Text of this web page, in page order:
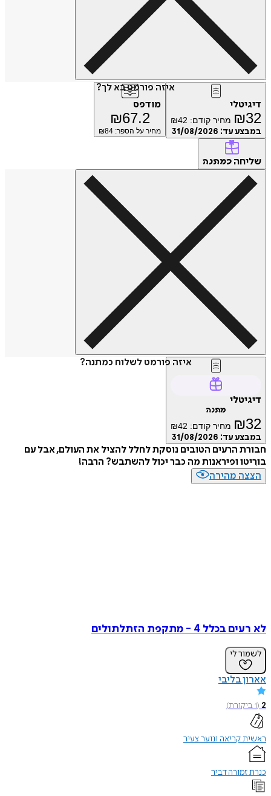
איזה פורמט בא לך?
דיגיטלי
₪32 מחיר קודם: ₪42
במבצע עד: 31/08/2026
מודפס
₪67.2
מחיר על הספר: ₪ 84
שליחה כמתנה
איזה פורמט לשלוח כמתנה?
דיגיטלי
מתנה
₪32 מחיר קודם: ₪42
במבצע עד: 31/08/2026
חבורת הרעים הטובים נוסקת לחלל להציל את העולם, אבל עם
בורִיטו ופיראנות מה כבר יכול להשתבש? הרבה!
הצצה מהירה
לא רעים בכלל 4 - מתקפת הזתלתולים
לשמור לי
אארון בליבי
2
(
1ביקורת)
ראשית קריאה ונוער צעיר
כנרת זמורה דביר